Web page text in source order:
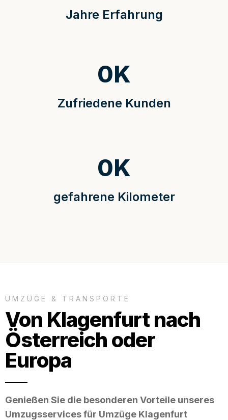
Jahre Erfahrung
Zufriedene Kunden
0K
gefahrene Kilometer
0K
UMZÜGE & TRANSPORTE
Von Klagenfurt nach
Österreich oder
Europa
Genießen Sie die besonderen Vorteile unseres
Umzugsservices für Umzüge Klagenfurt